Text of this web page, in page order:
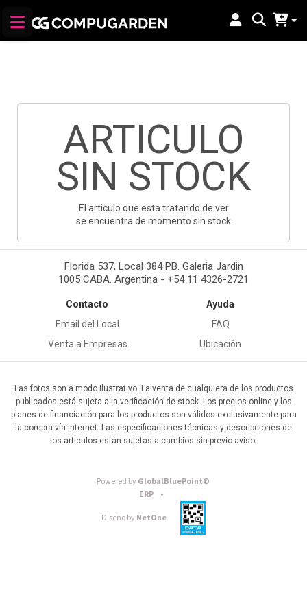
ARTICULO
SIN STOCK
El articulo que esta tratando de ver
se encuentra de momento sin stock
Florida 537, Local 384 PB. Galeria Jardin
1005 CABA. Argentina - +54 11 4326-2721
Contacto
Email del Local
Venta a Empresas
Ayuda
FAQ
Ubicación
Las fotos son a modo ilustrativo. La venta de cualquiera de los productos
publicados está sujeta a la verificación de stock. Los precios online y los
planes de financiación para los productos son válidos exclusivamente para
la compra vía internet. Las especificaciones técnicas y descripciones de
los artículos están sujetas a cambios sin previo aviso.
Powered byGlobalBluePoint©
ERP -
Diseño byNetOne